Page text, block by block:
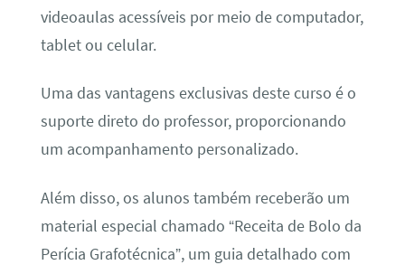
videoaulas acessíveis por meio de computador,
tablet ou celular.
Uma das vantagens exclusivas deste curso é o
suporte direto do professor, proporcionando
um acompanhamento personalizado.
Além disso, os alunos também receberão um
material especial chamado “Receita de Bolo da
Perícia Grafotécnica”, um guia detalhado com